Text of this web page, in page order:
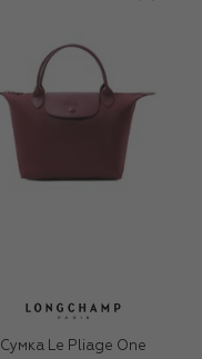
Сумка Le Pliage One